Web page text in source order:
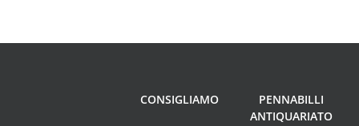
CONSIGLIAMO
PENNABILLI
ANTIQUARIATO